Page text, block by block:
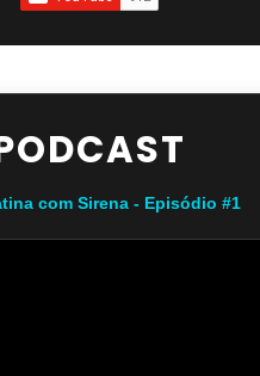
com Sirena - Episódio #1